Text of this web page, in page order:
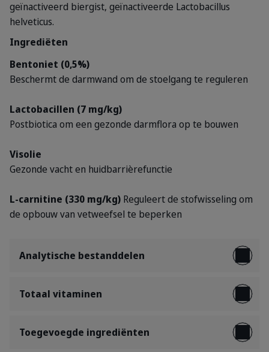
geïnactiveerd biergist, geïnactiveerde Lactobacillus
helveticus.
Ingrediëten
Bentoniet (0,5%)
Beschermt de darmwand om de stoelgang te reguleren
Lactobacillen (7 mg/kg)
Postbiotica om een gezonde darmflora op te bouwen
Visolie
Gezonde vacht en huidbarrièrefunctie
L-carnitine (330 mg/kg) Reguleert de stofwisseling om
de opbouw van vetweefsel te beperken
Analytische bestanddelen
Totaal vitaminen
Toegevoegde ingrediënten